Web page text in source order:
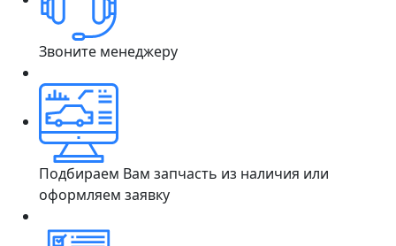
Звоните менеджеру
Подбираем Вам запчасть из наличия или
оформляем заявку